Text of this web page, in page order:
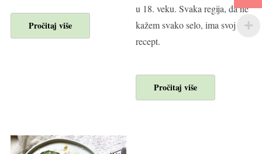
Pročitaj više
u 18. veku. Svaka regija, da ne
kažem svako selo, ima svoj
recept.
Pročitaj više